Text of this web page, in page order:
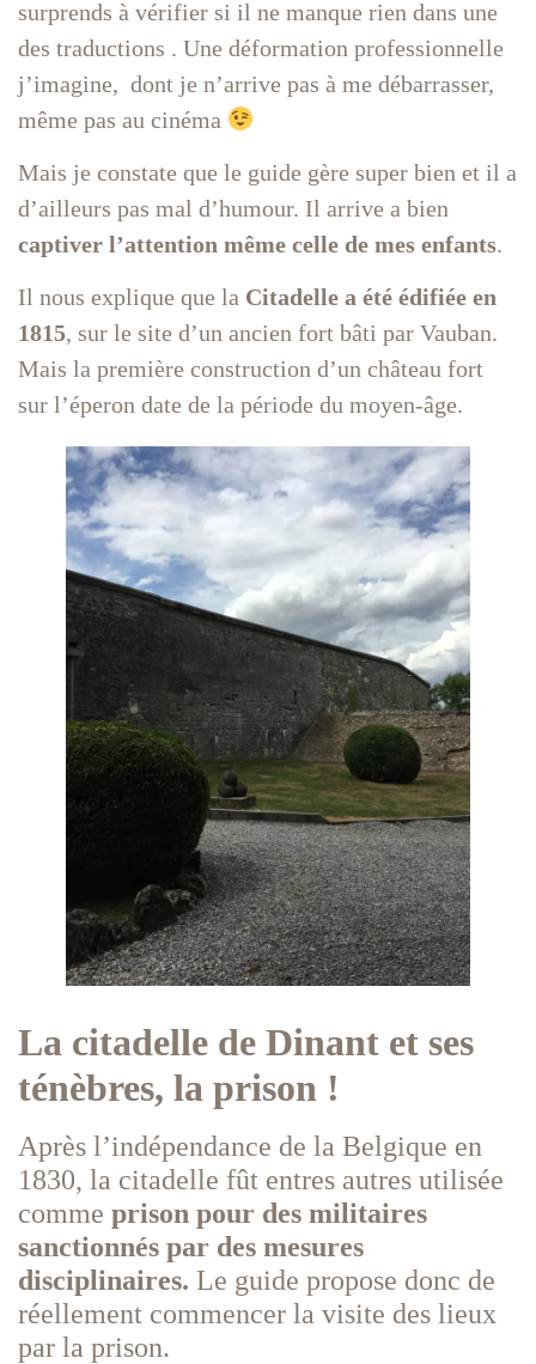
surprends à vérifier si il ne manque rien dans une
des traductions . Une déformation professionnelle
j’imagine, dont je n’arrive pas à me débarrasser,
même pas au cinéma
Mais je constate que le guide gère super bien et il a
d’ailleurs pas mal d’humour. Il arrive a bien
captiver l’attention même celle de mes enfants.
Il nous explique que la Citadelle a été édifiée en
1815, sur le site d’un ancien fort bâti par Vauban.
Mais la première construction d’un château fort
sur l’éperon date de la période du moyen-âge.
La citadelle de Dinant et ses
ténèbres, la prison !
Après l’indépendance de la Belgique en
1830, la citadelle fût entres autres utilisée
comme prison pour des militaires
sanctionnés par des mesures
disciplinaires. Le guide propose donc de
réellement commencer la visite des lieux
par la prison.